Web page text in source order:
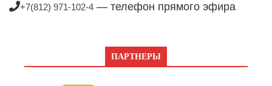
+7(812) 971-102-4 — телефон прямого эфира
ПАРТНЕРЫ